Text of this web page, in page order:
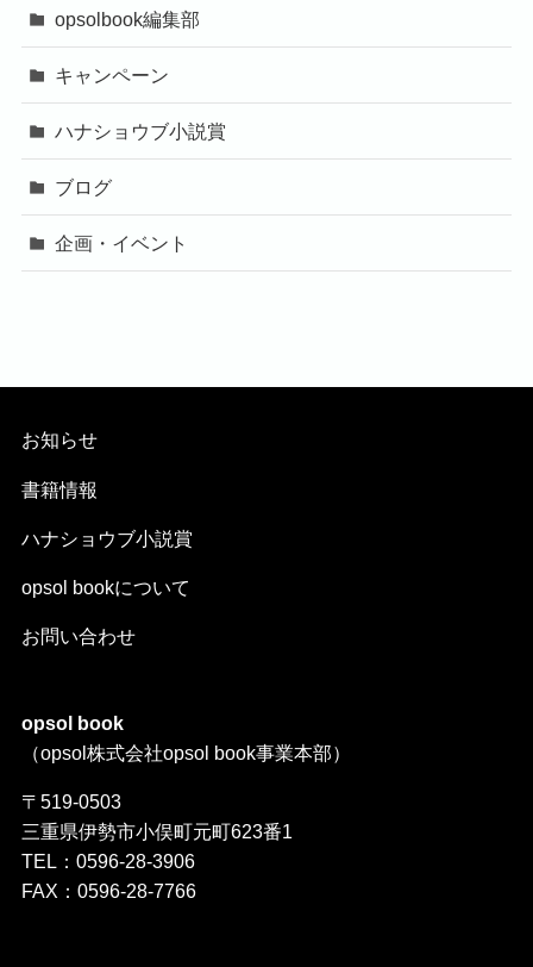
opsolbook編集部
キャンペーン
ハナショウブ小説賞
ブログ
企画・イベント
お知らせ
書籍情報
ハナショウブ小説賞
opsol bookについて
お問い合わせ
opsol book
（opsol株式会社opsol book事業本部）
〒519-0503
三重県伊勢市小俣町元町623番1
TEL：0596-28-3906
FAX：0596-28-7766